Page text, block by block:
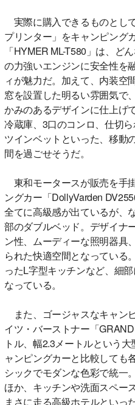
実際に購入できるものとし
プリンター」をキャンピング
「HYMER ML-T580」は、ど
の力強いエンジンに安全性を
ィが魅力だ。加えて、内装空
窓を設置した明るい雰囲気で
かみのあるデザインに仕上げ
冷蔵庫、3口のコンロ、仕切ら
ツインベットといった、移動
間を過ごせそうだ。
東和モータースが販売を手
ングカー「DollyVarden
全てに高級感が出ているが、
部のダブルベッド。デザイナ
ン性、ムーディーな照明器具
られた快適空間となっている
ったL字型キッチンなど、細
なっている。
また、ゴージャスなキャン
イツ・バーストナー「
トル、幅2.3メートルという
ャンピングカーと比較しても
シックでモダンな色彩で統一
ほか、キッチンや洗面スペー
まさに走る高級ホテルといっ